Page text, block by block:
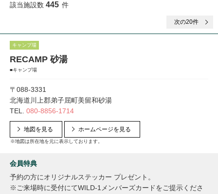
該当施設数 445 件
次の20件
キャンプ場
RECAMP 砂湯
■キャンプ場
〒088-3331
北海道川上郡弟子屈町美留和砂湯
TEL. 080-8856-1714
地図を見る
※地図は所在地を元に表示しております。
ホームページを見る
会員特典
予約の方にオリジナルステッカー プレゼント。
※ご来場時に受付にてWILD-1メンバーズカードをご提示くださ